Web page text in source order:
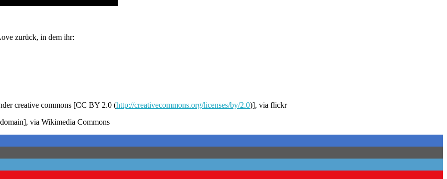
zurück, in dem ihr:
creative commons [CC BY 2.0 (http://creativecommons.org/licenses/by/2.0)], via flickr
via Wikimedia Commons